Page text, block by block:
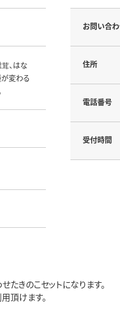
、はな
変わる
お問い合
住所
電話番号
受付時間
きのこセットになります。
頂けます。